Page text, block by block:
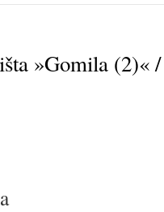
»Gomila (2)«